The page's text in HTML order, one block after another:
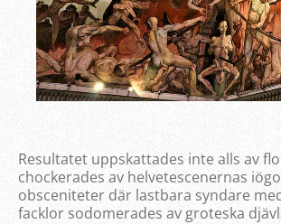
Resultatet uppskattades inte alls av
chockerades av helvetescenernas
obsceniteter där lastbara syndare
facklor sodomerades av groteska